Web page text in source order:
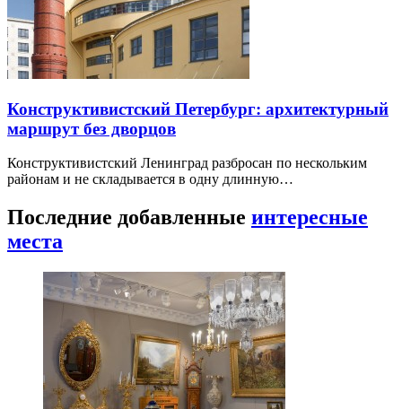
Конструктивистский Петербург: архитектурный
маршрут без дворцов
Конструктивистский Ленинград разбросан по нескольким
районам и не складывается в одну длинную…
Последние добавленные интересные
места